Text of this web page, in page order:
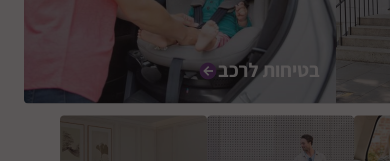
בטיחות לרכב